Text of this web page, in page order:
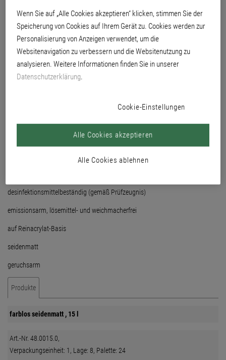
desinfektionsmittelbeständig (gemäß Prüfzeugnis)
emissionsarm, lösemittel- und weichmacherfrei
auf Reinacrylat-Basis
seidenmatt
geruchsarm
Produkte
farblos seidenmatt , 15 l
Art.-Nr. 48.0015.0,
Verpackungseinheit: 1, Lage: 8, Palette: 24
Wenn Sie auf „Alle Cookies akzeptieren“ klicken, stimmen Sie der
Speicherung von Cookies auf Ihrem Gerät zu. Cookies werden zur
Personalisierung von Anzeigen verwendet, um die
Websitenavigation zu verbessern und die Websitenutzung zu
analysieren. Weitere Informationen finden Sie in unserer
Datenschutzerklärung.
Cookie-Einstellungen
Alle Cookies ablehnen
Alle Cookies akzeptieren